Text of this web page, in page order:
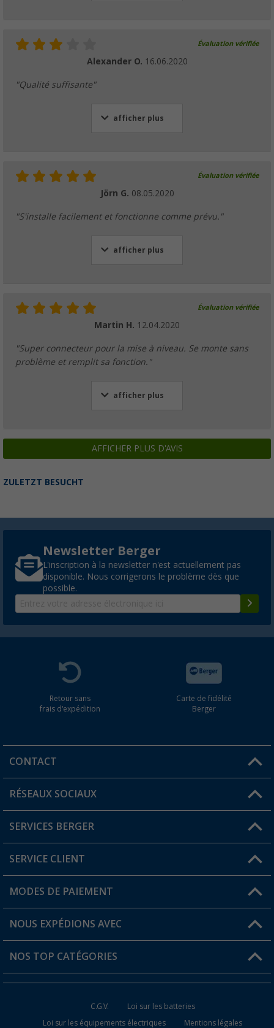
Évaluation vérifiée
Alexander O. 16.06.2020
"Qualité suffisante"
afficher plus
Évaluation vérifiée
Jörn G. 08.05.2020
"S'installe facilement et fonctionne comme prévu."
afficher plus
Évaluation vérifiée
Martin H. 12.04.2020
"Super connecteur pour la mise à niveau. Se monte sans
problème et remplit sa fonction."
afficher plus
AFFICHER PLUS D'AVIS
ZULETZT BESUCHT
Newsletter Berger
L'inscription à la newsletter n'est actuellement pas
disponible. Nous corrigerons le problème dès que
possible.
Retour sans
frais d'expédition
Carte de fidélité
Berger
CONTACT
Une question ?
Trouver une magasin
RÉSEAUX SOCIAUX
SERVICES BERGER
Devenir revendeur
Mon compte
Carte de fidélité Berger
SERVICE CLIENT
FAQ et contact
Informations sur l'expédition
Statut de la commande
MODES DE PAIEMENT
NOUS EXPÉDIONS AVEC
NOS TOP CATÉGORIES
Accessoires de cuisine de camping
C.G.V.
Loi sur les batteries
Loi sur les équipements électriques
Mentions légales